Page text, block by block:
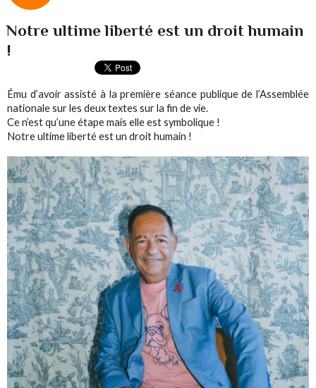
Notre ultime liberté est un droit humain
!
Ému d’avoir assisté à la première séance publique de l’Assemblée
nationale sur les deux textes sur la fin de vie.
Ce n’est qu’une étape mais elle est symbolique !
Notre ultime liberté est un droit humain !